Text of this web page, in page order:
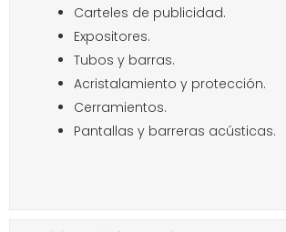
Carteles de publicidad.
Expositores.
Tubos y barras.
Acristalamiento y protección.
Cerramientos.
Pantallas y barreras acústicas.